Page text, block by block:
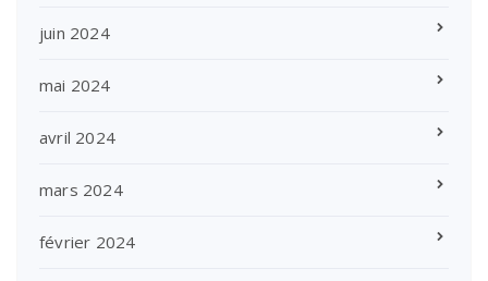
juin 2024
mai 2024
avril 2024
mars 2024
février 2024